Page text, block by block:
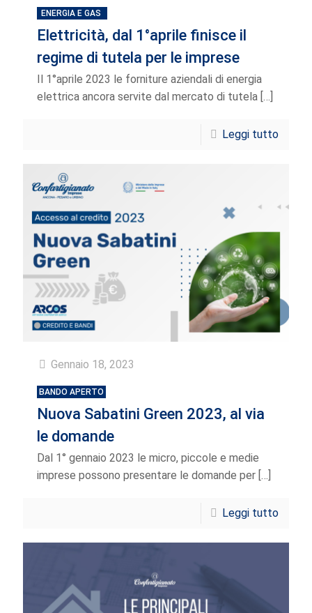
ENERGIA E GAS
Elettricità, dal 1°aprile finisce il
regime di tutela per le imprese
Il 1°aprile 2023 le forniture aziendali di energia
elettrica ancora servite dal mercato di tutela […]
Leggi tutto
Gennaio 18, 2023
BANDO APERTO
Nuova Sabatini Green 2023, al via
le domande
Dal 1° gennaio 2023 le micro, piccole e medie
imprese possono presentare le domande per […]
Leggi tutto